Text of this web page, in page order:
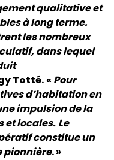
qualitative et
à long terme.
les nombreux
dans lequel
Totté. « Pour
d’habitation en
impulsion de la
et locales. Le
constitue un
pionnière. »